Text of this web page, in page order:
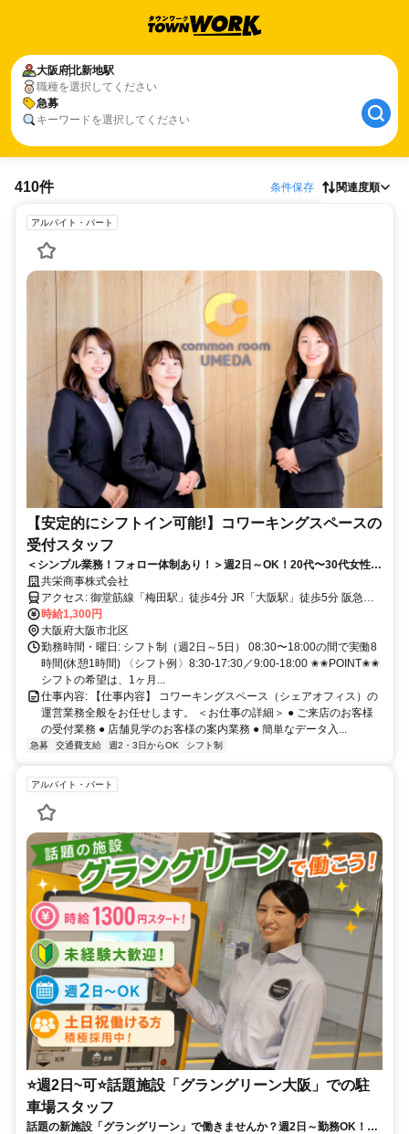
大阪府北新地駅
職種を選択してください
急募
キーワードを選択してください
410件 条件保存 関連度順
アルバイト・パート
【安定的にシフトイン可能!】コワーキングスペースの
受付スタッフ
＜シンプル業務！フォロー体制あり！＞週2日～OK！20代〜30代女性活
躍中★副業、Wワークしながらでも働きやすい環境です
共栄商事株式会社
アクセス: 御堂筋線「梅田駅」徒歩4分 JR「大阪駅」徒歩5分 阪急
「大阪梅田駅」徒歩6分
時給1,300円
大阪府大阪市北区
勤務時間・曜日: シフト制（週2日～5日） 08:30〜18:00の間で実働8
時間(休憩1時間) 〈シフト例〉8:30-17:30／9:00-18:00 ✬✬POINT✬✬
シフトの希望は、1ヶ月...
仕事内容: 【仕事内容】 コワーキングスペース（シェアオフィス）の
運営業務全般をお任せします。 ＜お仕事の詳細＞ ● ご来店のお客様
の受付業務 ● 店舗見学のお客様の案内業務 ● 簡単なデータ入...
急募 交通費支給 週2・3日からOK シフト制
アルバイト・パート
⭐週2日~可⭐話題施設「グラングリーン大阪」での駐
車場スタッフ
話題の新施設「グラングリーン」で働きませんか？週2日～勤務OK！土